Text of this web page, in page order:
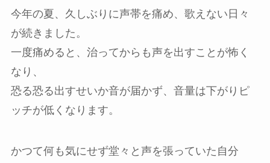
今年の夏、久しぶりに声帯を痛め、歌えない日々
が続きました。
一度痛めると、治ってからも声を出すことが怖く
なり、
恐る恐る出すせいか音が届かず、音量は下がりピ
ッチが低くなります。
かつて何も気にせず堂々と声を張っていた自分